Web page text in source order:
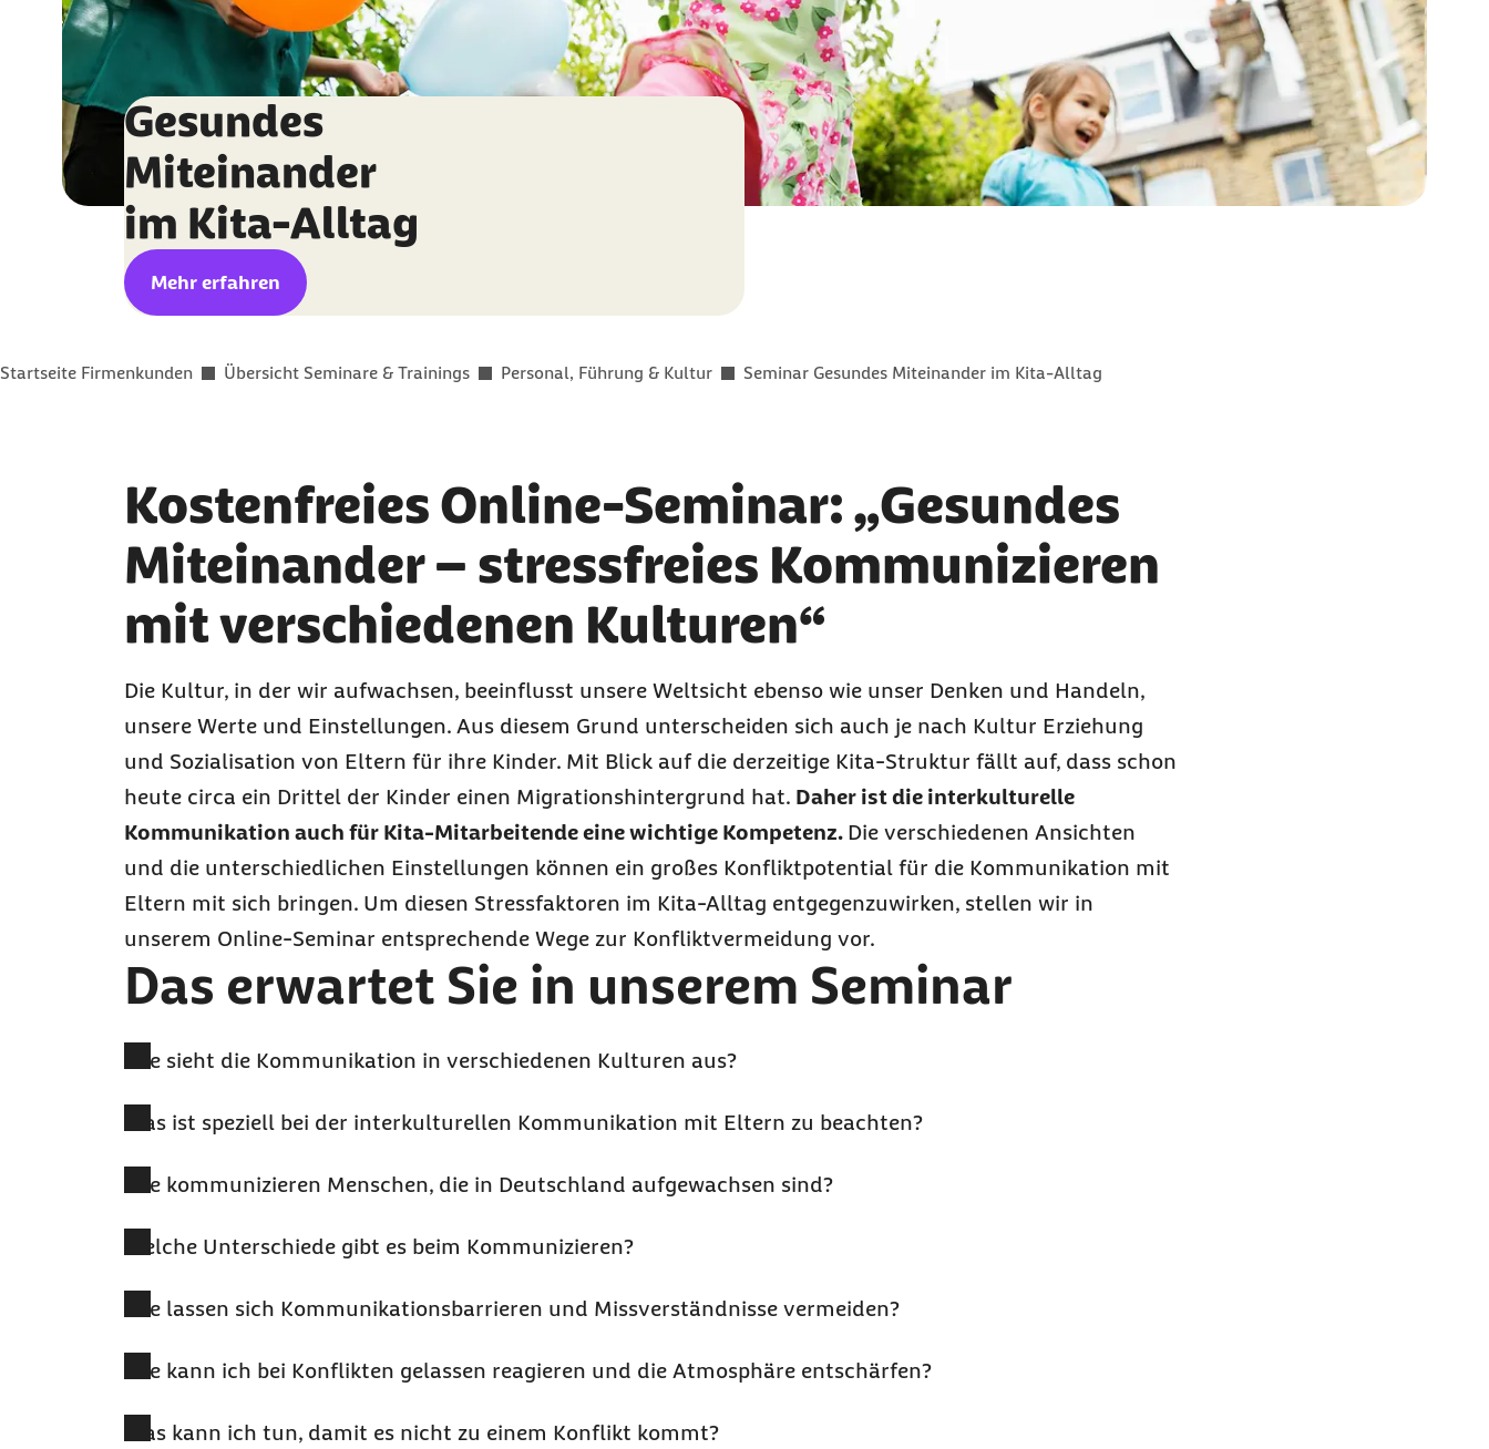
Gesundes
Miteinander
im Kita-Alltag
Mehr erfahren
Sie befinden sich hier:
Startseite Firmenkunden Übersicht Seminare & Trainings Personal, Führung & Kultur Seminar Gesundes Miteinander im Kita-Alltag
Kostenfreies Online-Seminar: „Gesundes
Miteinander – stressfreies Kommunizieren
mit verschiedenen Kulturen“
Die Kultur, in der wir aufwachsen, beeinflusst unsere Weltsicht ebenso wie unser Denken und Handeln,
unsere Werte und Einstellungen. Aus diesem Grund unterscheiden sich auch je nach Kultur Erziehung
und Sozialisation von Eltern für ihre Kinder. Mit Blick auf die derzeitige Kita-Struktur fällt auf, dass schon
heute circa ein Drittel der Kinder einen Migrationshintergrund hat. Daher ist die interkulturelle
Kommunikation auch für Kita-Mitarbeitende eine wichtige Kompetenz. Die verschiedenen Ansichten
und die unterschiedlichen Einstellungen können ein großes Konfliktpotential für die Kommunikation mit
Eltern mit sich bringen. Um diesen Stressfaktoren im Kita-Alltag entgegenzuwirken, stellen wir in
unserem Online-Seminar entsprechende Wege zur Konfliktvermeidung vor.
Das erwartet Sie in unserem Seminar
Wie sieht die Kommunikation in verschiedenen Kulturen aus?
Was ist speziell bei der interkulturellen Kommunikation mit Eltern zu beachten?
Wie kommunizieren Menschen, die in Deutschland aufgewachsen sind?
Welche Unterschiede gibt es beim Kommunizieren?
Wie lassen sich Kommunikationsbarrieren und Missverständnisse vermeiden?
Wie kann ich bei Konflikten gelassen reagieren und die Atmosphäre entschärfen?
Was kann ich tun, damit es nicht zu einem Konflikt kommt?